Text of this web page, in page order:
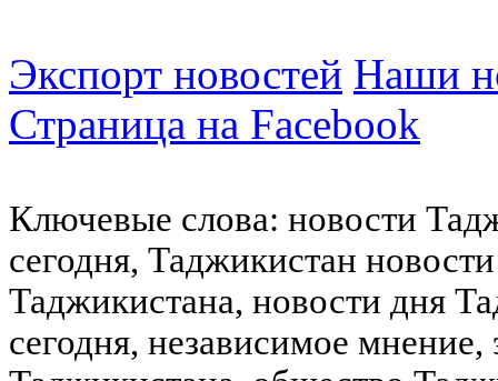
Экспорт новостей Наши
Страница на Facebook
Ключевые слова: новости
сегодня, Таджикистан
Таджикистана, новости дня
сегодня, независимое